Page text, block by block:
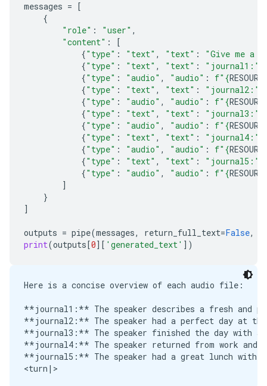
messages = [
{
"role" : "user" ,
"content" :
[
{"type" : "text" , "text" :
"Give me a
{"type" : "text" , "text" : "journal1:"
{"type" : "audio" , "audio" : f" {
{"type" : "text" , "text" : "journal2:"
{"type" : "audio" , "audio" : f" {
{"type" : "text" , "text" : "journal3:"
{"type" : "audio" , "audio" : f" {
{"type" : "text" , "text" : "journal4:"
{"type" : "audio" , "audio" : f" {
{"type" : "text" , "text" : "journal5:"
{"type" : "audio" , "audio" : f" {
]
}
]
outputs = pipe(messages, return_full_text=False,
print(outputs[0][ 'generated_text' ])
Here is a concise overview of each audio file:
**journal1:** The speaker describes a fresh and
**journal2:** The speaker had a perfect day at
**journal3:** The speaker finished the day with a
**journal4:** The speaker returned from work
**journal5:** The speaker had a great lunch with